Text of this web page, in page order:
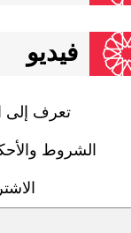
فيديو
تعرف إلى
الشروط